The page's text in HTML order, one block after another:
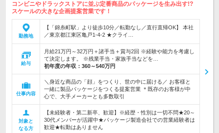
コンビニやドラックストアに並ぶ定番商品のパッケージを生み出す!?
スケールの大きな企画提案営業です！
勤務地
【「錦糸町駅」より徒歩10分／転勤なし／直行直帰OK】 本社
／東京都江東区亀戸1-4-2 ★クライ…
給与
月給21万円～32万円＋諸手当＋賞与2回 ※経験や能力を考慮し
て決定します。 ※残業手当・家族手当などを…
初年度の年収： 360～540万円
仕事内容
＼身近な商品の「顔」をつくり、世の中に届ける／ お客様と
一緒に製品パッケージをつくる提案営業 ＊既存のお客様が中
心で、大手メーカーとも多数取引
対象と
なる方
【未経験者・第二新卒、歓迎】※経歴・性別は一切不問★20～
30代メンバーが活躍中★パッケージ製造会社での営業経験者は
歓迎★転勤はありません